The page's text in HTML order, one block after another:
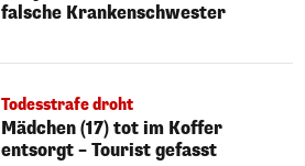
falsche Krankenschwester
Todesstrafe droht
Mädchen (17) tot im Koffer
entsorgt – Tourist gefasst